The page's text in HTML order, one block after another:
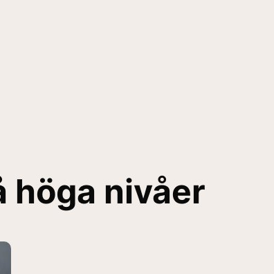
höga nivåer